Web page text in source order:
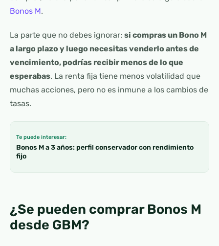
Bonos M.
La parte que no debes ignorar: si compras un Bono M
a largo plazo y luego necesitas venderlo antes de
vencimiento, podrías recibir menos de lo que
esperabas. La renta fija tiene menos volatilidad que
muchas acciones, pero no es inmune a los cambios de
tasas.
Te puede interesar:
Bonos M a 3 años: perfil conservador con rendimiento
fijo
¿Se pueden comprar Bonos M
desde GBM?